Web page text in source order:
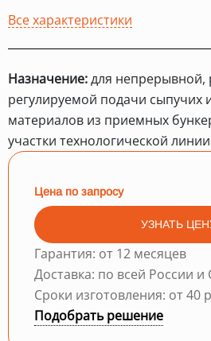
Все характеристики
Назначение:для
регулируемой подачи сыпучих
материалов из приемных
участки технологической
Цена по запросу
УЗНАТЬ
Гарантия: от 12 месяцев
Доставка: по всей России и
Сроки изготовления: от 40
Подобрать решение